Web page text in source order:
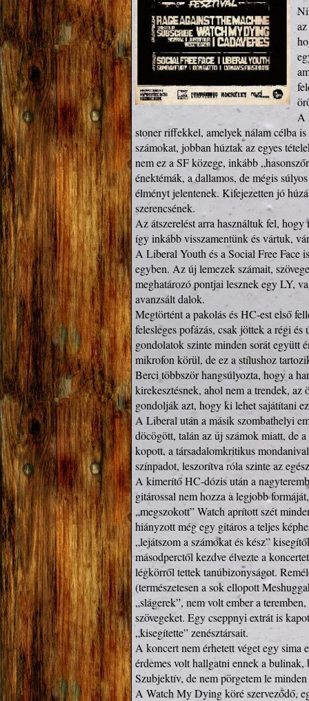
A
stoner riffekkel, amelyek nálam célba
számokat, jobban húztak az egyes
nem ez a SF közege, inkább
énektémák, a dallamos, de mégis
élményt jelentenek. Kifejezetten jó
szerencsének.
Az átszerelést arra használtuk fel,
így inkább visszamentünk és vártuk,
A Liberal Youth és a Social Free Face
egyben. Az új lemezek számait,
meghatározó pontjai lesznek egy LY,
avanzsált dalok.
Megtörtént a pakolás és HC-est első
felesleges pofázás, csak jöttek a régi
gondolatok szinte minden sorát együtt
mikrofon körül, de ez a stílushoz
Berci többször hangsúlyozta, hogy a
kirekesztésnek, ahol nem a trendek,
gondolják azt, hogy ki lehet sajátítani
A Liberal után a másik szombathelyi
döcögött, talán az új számok miatt, de
kopott, a társadalomkritikus
színpadot, leszorítva róla szinte az
A kimerítő HC-dózis után a
gitárossal nem hozza a legjobb
„megszokott” Watch aprított szét
hiányzott még egy gitáros a teljes
„lejátszom a számokat és kész”
másodperctől kezdve élvezte a
légkörről tettek tanúbizonyságot.
(természetesen a sok ellopott
„slágerek”, nem volt ember a
szövegeket. Egy cseppnyi extrát is
„kisegítette” zenésztársait.
A koncert nem érhetett véget egy sima
érdemes volt hallgatni ennek a
Szubjektív, de nem pörgetem le
A Watch My Dying köré szerveződő,